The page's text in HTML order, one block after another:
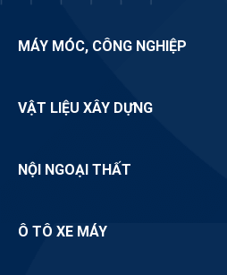
MÁY MÓC, CÔNG NGHIỆP
VẬT LIỆU XÂY DỰNG
NỘI NGOẠI THẤT
Ô TÔ XE MÁY